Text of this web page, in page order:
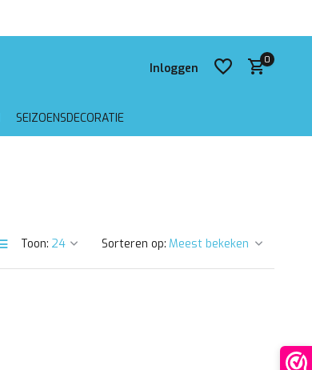
Inloggen
0
SEIZOENSDECORATIE
Toon: Sorteren op: